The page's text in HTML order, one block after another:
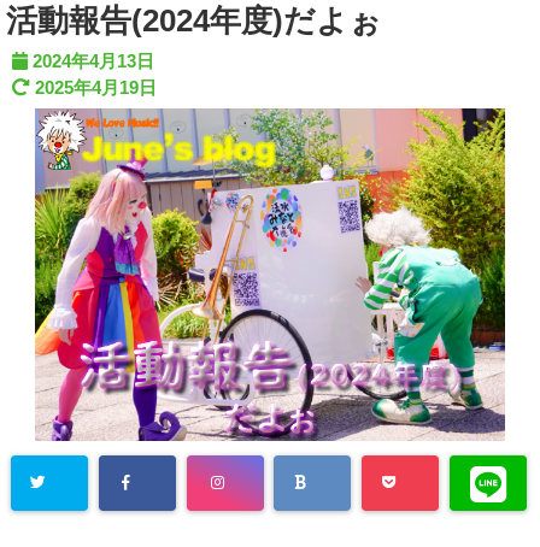
活動報告(2024年度)だよぉ
2024年4月13日
2025年4月19日